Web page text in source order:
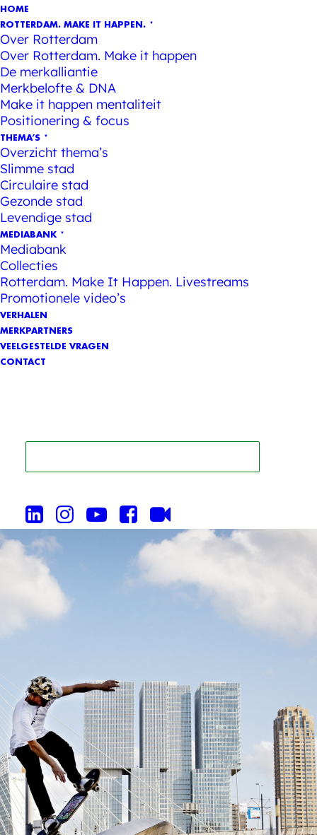
HOME
ROTTERDAM. MAKE IT HAPPEN.
Over Rotterdam
Over Rotterdam. Make it happen
De merkalliantie
Merkbelofte & DNA
Make it happen mentaliteit
Positionering & focus
THEMA’S
Overzicht thema’s
Slimme stad
Circulaire stad
Gezonde stad
Levendige stad
MEDIABANK
Mediabank
Collecties
Rotterdam. Make It Happen. Livestreams
Promotionele video’s
VERHALEN
MERKPARTNERS
VEELGESTELDE VRAGEN
CONTACT